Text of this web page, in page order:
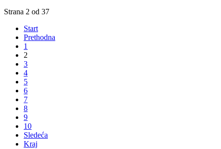
Strana 2 od 37
Start
Prethodna
1
2
3
4
5
6
7
8
9
10
Sledeća
Kraj